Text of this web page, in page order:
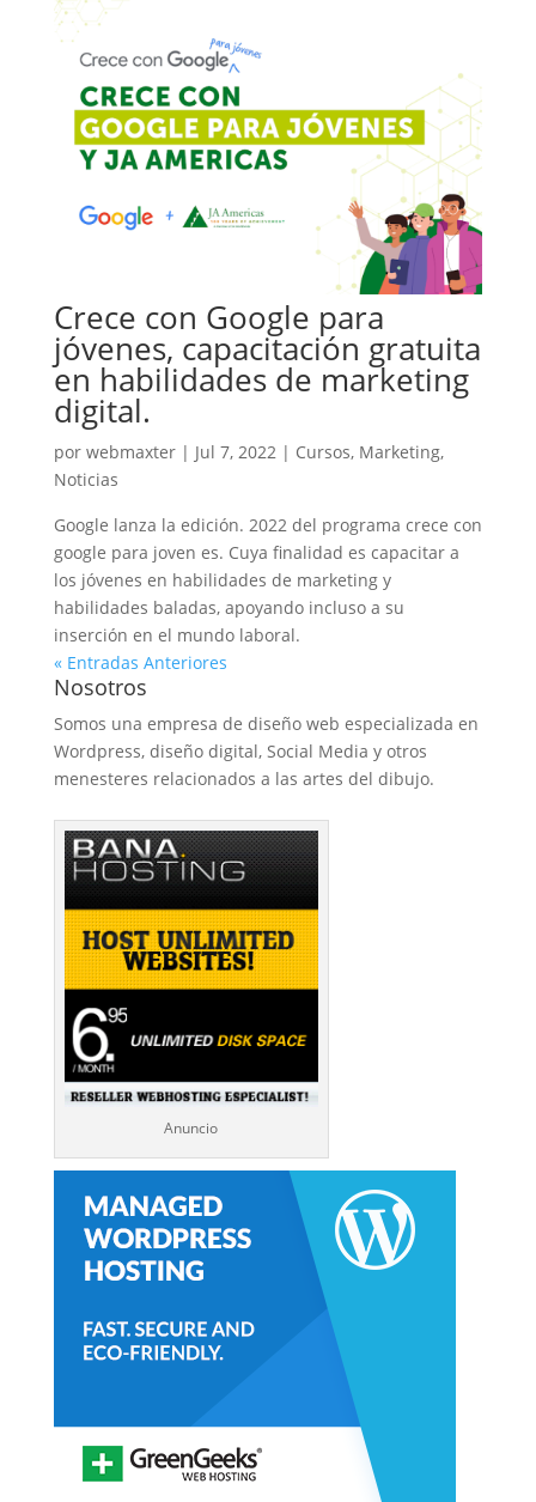
Crece con Google para
jóvenes, capacitación gratuita
en habilidades de marketing
digital.
por webmaxter| Jul 7, 2022| Cursos, Marketing,
Noticias
Google lanza la edición. 2022 del programa crece con
google para joven es. Cuya finalidad es capacitar a
los jóvenes en habilidades de marketing y
habilidades baladas, apoyando incluso a su
inserción en el mundo laboral.
« Entradas Anteriores
Nosotros
Somos una empresa de diseño web especializada en
Wordpress, diseño digital, Social Media y otros
menesteres relacionados a las artes del dibujo.
Anuncio